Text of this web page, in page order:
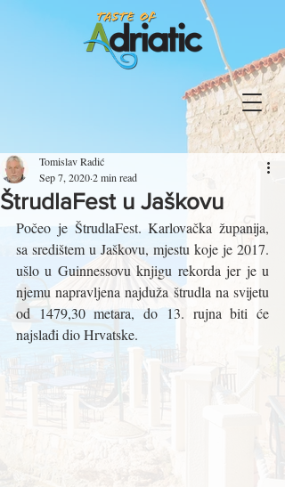
ŠtrudlaFest u Jaškovu
Tomislav Radić
Sep 7, 20202 min read
Počeo je ŠtrudlaFest. Karlovačka županija,
sa središtem u Jaškovu, mjestu koje je 2017.
ušlo u Guinnessovu knjigu rekorda jer je u
njemu napravljena najduža štrudla na svijetu
od 1479,30 metara, do 13. rujna biti će
najslađi dio Hrvatske.